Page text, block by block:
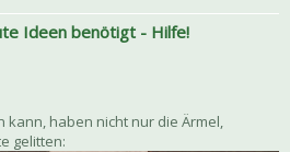
Ideen benötigt - Hilfe!
kann, haben nicht nur die Ärmel,
gelitten: